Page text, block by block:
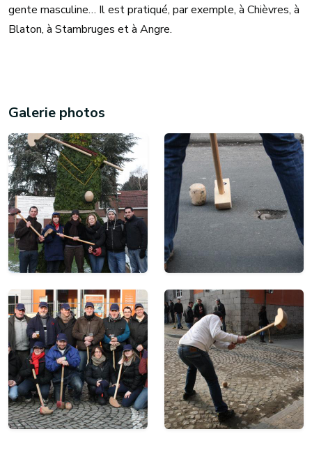
gente masculine… Il est pratiqué, par exemple, à Chièvres, à
Blaton, à Stambruges et à Angre.
Galerie photos